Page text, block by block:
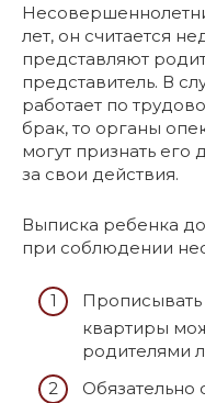
лет, он считается
представляют
представитель. В
работает по
брак, то органы
могут признать
за свои действия.
Выписка ребенка
при соблюдении
квартиры
родителями
Обязательно